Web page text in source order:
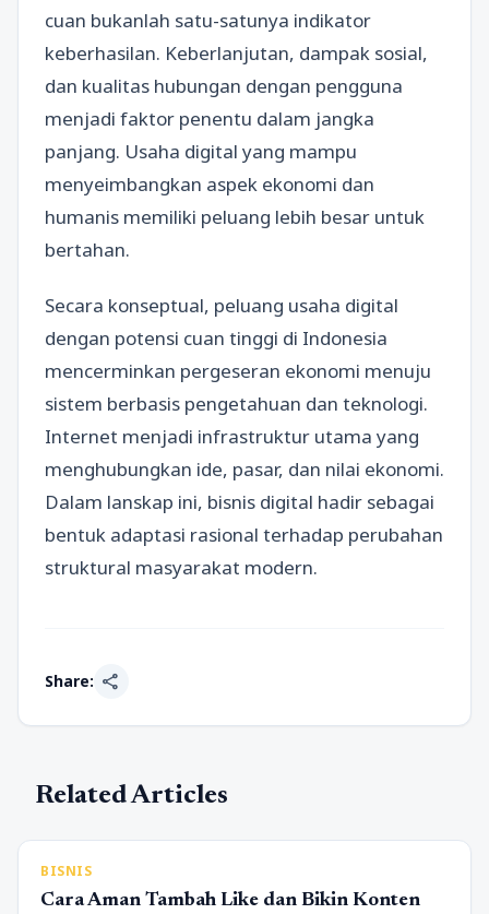
cuan bukanlah satu-satunya indikator
keberhasilan. Keberlanjutan, dampak sosial,
dan kualitas hubungan dengan pengguna
menjadi faktor penentu dalam jangka
panjang. Usaha digital yang mampu
menyeimbangkan aspek ekonomi dan
humanis memiliki peluang lebih besar untuk
bertahan.
Secara konseptual, peluang usaha digital
dengan potensi cuan tinggi di Indonesia
mencerminkan pergeseran ekonomi menuju
sistem berbasis pengetahuan dan teknologi.
Internet menjadi infrastruktur utama yang
menghubungkan ide, pasar, dan nilai ekonomi.
Dalam lanskap ini, bisnis digital hadir sebagai
bentuk adaptasi rasional terhadap perubahan
struktural masyarakat modern.
Share: share
Related Articles
BISNIS
Cara Aman Tambah Like dan Bikin Konten